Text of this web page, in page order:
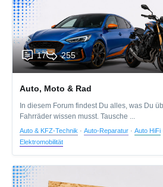
17 255
Auto, Moto & Rad
In diesem Forum findest Du alles, was Du
Fahrräder wissen musst. Tausche ...
Auto & KFZ-Technik · Auto-Reparatur · Auto HiFi
Elektromobilität